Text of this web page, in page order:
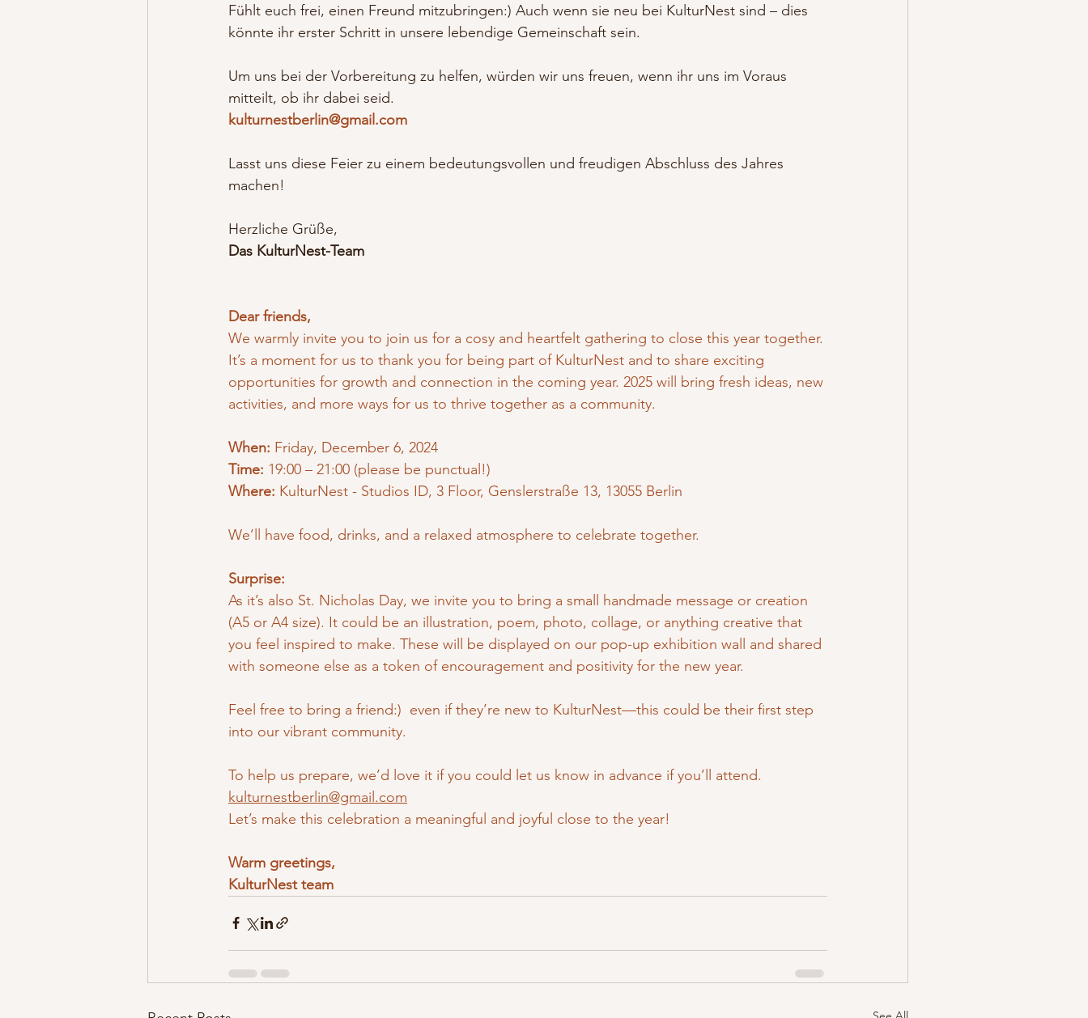
Fühlt euch frei, einen Freund mitzubringen:) Auch wenn sie neu bei KulturNest sind – dies
könnte ihr erster Schritt in unsere lebendige Gemeinschaft sein.
Um uns bei der Vorbereitung zu helfen, würden wir uns freuen, wenn ihr uns im Voraus
mitteilt, ob ihr dabei seid.
kulturnestberlin@gmail.com
Lasst uns diese Feier zu einem bedeutungsvollen und freudigen Abschluss des Jahres
machen!
Herzliche Grüße,
Das KulturNest-Team
Dear friends,
We warmly invite you to join us for a cosy and heartfelt gathering to close this year together.
It’s a moment for us to thank you for being part of KulturNest and to share exciting
opportunities for growth and connection in the coming year. 2025 will bring fresh ideas, new
activities, and more ways for us to thrive together as a community.
When: Friday, December 6, 2024
Time: 19:00 – 21:00 (please be punctual!)
Where: KulturNest - Studios ID, 3 Floor, Genslerstraße 13, 13055 Berlin
We’ll have food, drinks, and a relaxed atmosphere to celebrate together.
Surprise:
As it’s also St. Nicholas Day, we invite you to bring a small handmade message or creation
(A5 or A4 size). It could be an illustration, poem, photo, collage, or anything creative that
you feel inspired to make. These will be displayed on our pop-up exhibition wall and shared
with someone else as a token of encouragement and positivity for the new year.
Feel free to bring a friend:)  even if they’re new to KulturNest—this could be their first step
into our vibrant community.
To help us prepare, we’d love it if you could let us know in advance if you’ll attend.
kulturnestberlin@gmail.com
Let’s make this celebration a meaningful and joyful close to the year!
Warm greetings,
KulturNest team